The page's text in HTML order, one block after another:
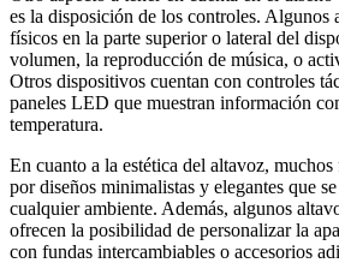
es la disposición de los controles. Algunos
físicos en la parte superior o lateral del
volumen, la reproducción de música, o
Otros dispositivos cuentan con controles
paneles LED que muestran información
temperatura.
En cuanto a la estética del altavoz,
por diseños minimalistas y elegantes que
cualquier ambiente. Además, algunos
ofrecen la posibilidad de personalizar la
con fundas intercambiables o accesorios